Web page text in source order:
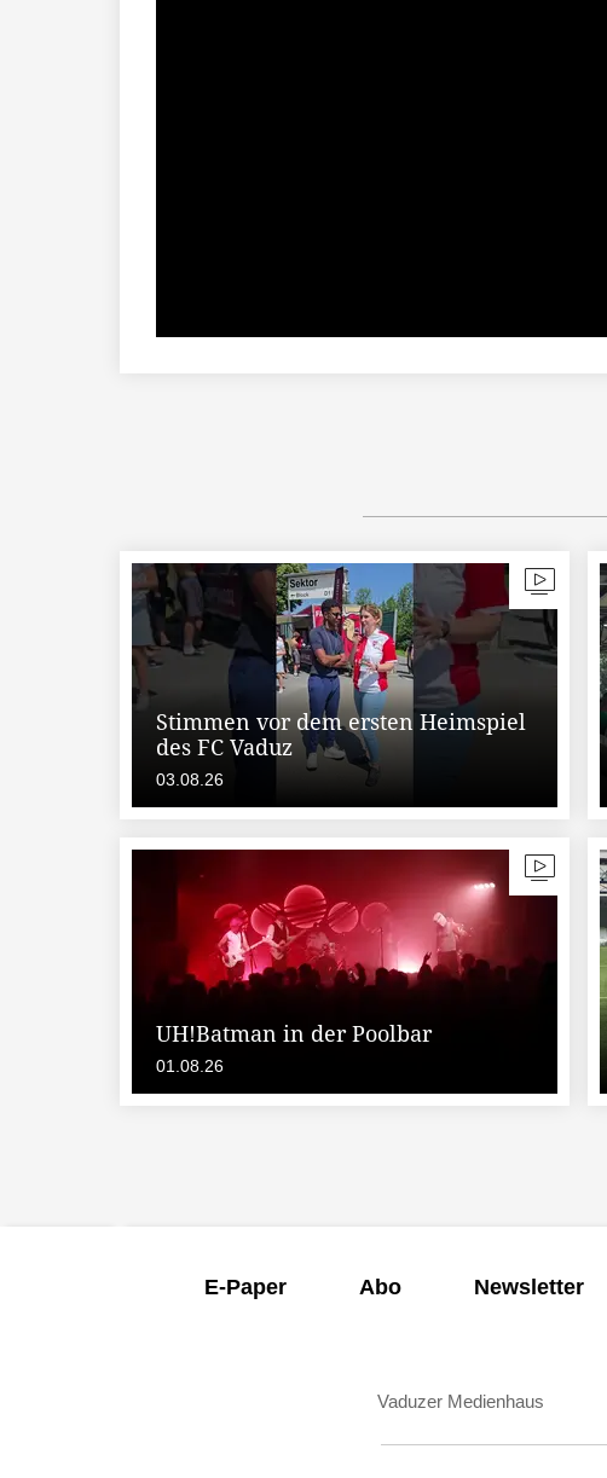
Stimmen vor dem ersten Heimspiel
des FC Vaduz
03.08.26
UH!Batman in der Poolbar
01.08.26
E-Paper Abo Newsletter
Vaduzer Medienhaus